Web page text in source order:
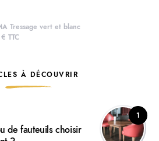
Tressage vert et blanc
TTC
À DÉCOUVRIR
1
de fauteuils choisir